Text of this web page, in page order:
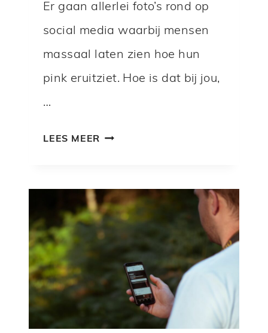
Er gaan allerlei foto’s rond op
social media waarbij mensen
massaal laten zien hoe hun
pink eruitziet. Hoe is dat bij jou,
…
LEES MEER P
N
A
A
I